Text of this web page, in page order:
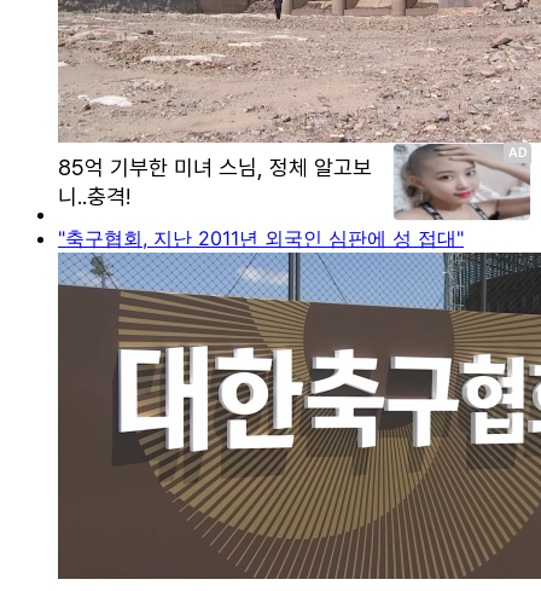
"축구협회, 지난 2011년 외국인 심판에 성 접대"